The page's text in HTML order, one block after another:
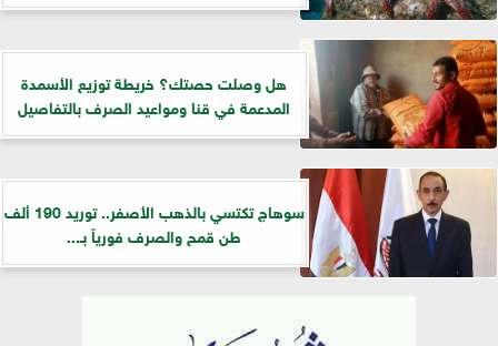
هل وصلت حصتك؟ خريطة توزيع الأسمدة
المدعمة في قنا ومواعيد الصرف بالتفاصيل
سوهاج تكتسي بالذهب الأصفر.. توريد 190 ألف
طن قمح والصرف فورياً بـ...